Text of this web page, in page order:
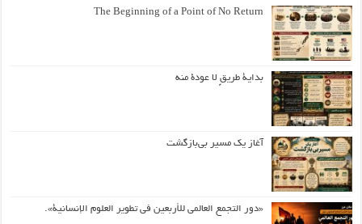
The Beginning of a Point of No Return
بداية طريقٍ لا عودة منه
آغاز یک مسیر بی‌بازگشت
«دور التجمع العالمي للأربعين في تطوير العلوم الإنسانية».